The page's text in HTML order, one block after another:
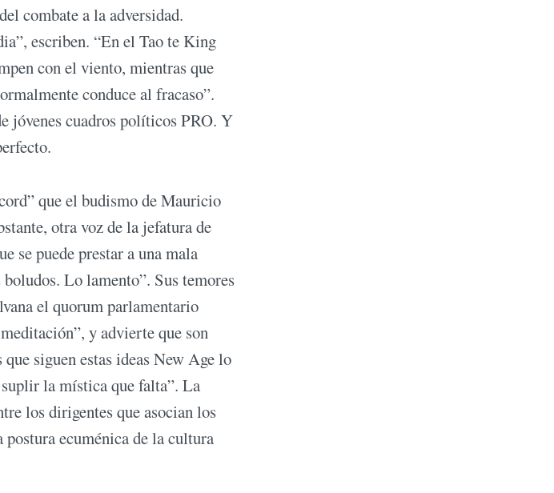
combate a la adversidad.
escriben. “En el Tao te King
con el viento, mientras que
conduce al fracaso”.
jóvenes cuadros políticos PRO. Y
que el budismo de Mauricio
otra voz de la jefatura de
se puede prestar a una mala
Lo lamento”. Sus temores
el quorum parlamentario
y advierte que son
siguen estas ideas New Age lo
suplir la mística que falta”. La
los dirigentes que asocian los
ecuménica de la cultura